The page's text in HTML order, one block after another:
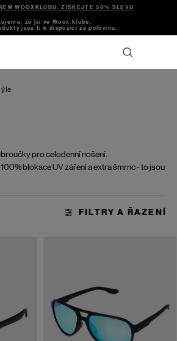
WOOXKLUBU, ZÍSKEJTE 50% SLEVU
že jsi ve Woox klubu.
jsou ti k dispozici za polovinu.
pro celodenní nošení.
blokace UV záření a extra šmrnc - to jsou